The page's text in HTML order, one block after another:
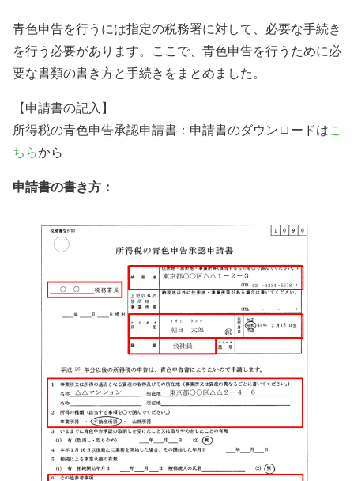
青色申告を行うには指定の税務署に対して、必要な手続き
を行う必要があります。ここで、青色申告を行うために必
要な書類の書き方と手続きをまとめました。
【申請書の記入】
所得税の青色申告承認申請書：申請書のダウンロードはこ
ちらから
申請書の書き方：